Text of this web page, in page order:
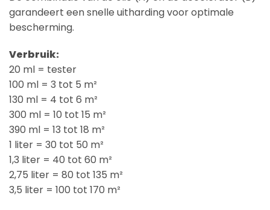
garandeert een snelle uitharding voor optimale
bescherming.
Verbruik:
20 ml = tester
100 ml = 3 tot 5 m²
130 ml = 4 tot 6 m²
300 ml = 10 tot 15 m²
390 ml = 13 tot 18 m²
1 liter = 30 tot 50 m²
1,3 liter = 40 tot 60 m²
2,75 liter = 80 tot 135 m²
3,5 liter = 100 tot 170 m²